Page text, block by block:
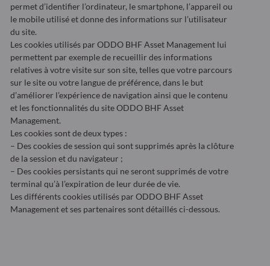
permet d’identifier l’ordinateur, le smartphone, l’appareil ou
le mobile utilisé et donne des informations sur l’utilisateur
du site.
Les cookies utilisés par ODDO BHF Asset Management lui
permettent par exemple de recueillir des informations
relatives à votre visite sur son site, telles que votre parcours
sur le site ou votre langue de préférence, dans le but
d’améliorer l’expérience de navigation ainsi que le contenu
et les fonctionnalités du site ODDO BHF Asset
Management.
Les cookies sont de deux types :
– Des cookies de session qui sont supprimés après la clôture
de la session et du navigateur ;
– Des cookies persistants qui ne seront supprimés de votre
terminal qu’à l’expiration de leur durée de vie.
Les différents cookies utilisés par ODDO BHF Asset
Management et ses partenaires sont détaillés ci-dessous.